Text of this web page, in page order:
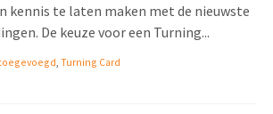
kennis te laten maken met de nieuwste
De keuze voor een Turning...
, Turning Card